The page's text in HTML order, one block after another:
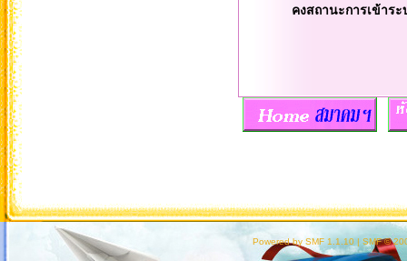
คงสถานะการเข้าร
Powered by SMF 1.1.10 | SMF ©